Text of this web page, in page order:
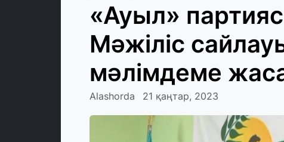
«Ауыл»
Мәжіліс
мәлімдеме
Alashorda 21 қаңтар, 2023